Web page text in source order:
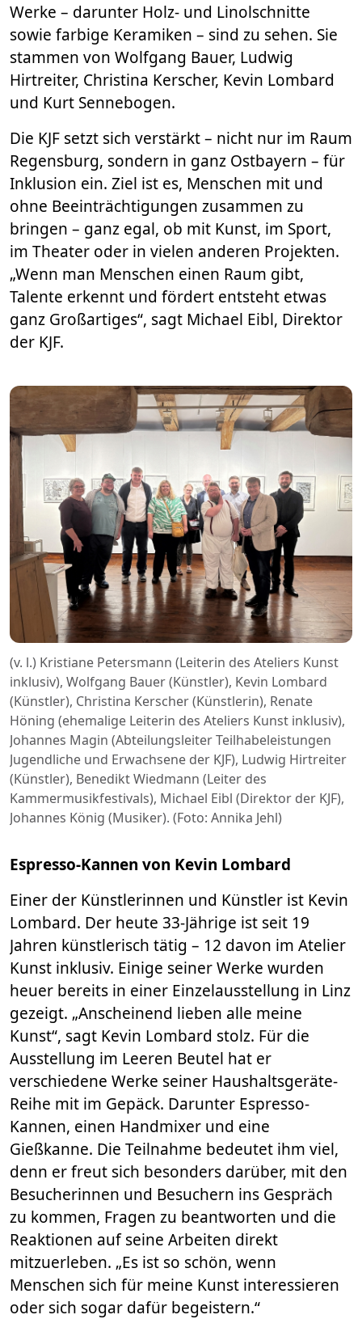
Werke – darunter Holz- und Linolschnitte
sowie farbige Keramiken – sind zu sehen. Sie
stammen von Wolfgang Bauer, Ludwig
Hirtreiter, Christina Kerscher, Kevin Lombard
und Kurt Sennebogen.
Die KJF setzt sich verstärkt – nicht nur im Raum
Regensburg, sondern in ganz Ostbayern – für
Inklusion ein. Ziel ist es, Menschen mit und
ohne Beeinträchtigungen zusammen zu
bringen – ganz egal, ob mit Kunst, im Sport,
im Theater oder in vielen anderen Projekten.
„Wenn man Menschen einen Raum gibt,
Talente erkennt und fördert entsteht etwas
ganz Großartiges“, sagt Michael Eibl, Direktor
der KJF.
(v. l.) Kristiane Petersmann (Leiterin des Ateliers Kunst
inklusiv), Wolfgang Bauer (Künstler), Kevin Lombard
(Künstler), Christina Kerscher (Künstlerin), Renate
Höning (ehemalige Leiterin des Ateliers Kunst inklusiv),
Johannes Magin (Abteilungsleiter Teilhabeleistungen
Jugendliche und Erwachsene der KJF), Ludwig Hirtreiter
(Künstler), Benedikt Wiedmann (Leiter des
Kammermusikfestivals), Michael Eibl (Direktor der KJF),
Johannes König (Musiker). (Foto: Annika Jehl)
Espresso-Kannen von Kevin Lombard
Einer der Künstlerinnen und Künstler ist Kevin
Lombard. Der heute 33-Jährige ist seit 19
Jahren künstlerisch tätig – 12 davon im Atelier
Kunst inklusiv. Einige seiner Werke wurden
heuer bereits in einer Einzelausstellung in Linz
gezeigt. „Anscheinend lieben alle meine
Kunst“, sagt Kevin Lombard stolz. Für die
Ausstellung im Leeren Beutel hat er
verschiedene Werke seiner Haushaltsgeräte-
Reihe mit im Gepäck. Darunter Espresso-
Kannen, einen Handmixer und eine
Gießkanne. Die Teilnahme bedeutet ihm viel,
denn er freut sich besonders darüber, mit den
Besucherinnen und Besuchern ins Gespräch
zu kommen, Fragen zu beantworten und die
Reaktionen auf seine Arbeiten direkt
mitzuerleben. „Es ist so schön, wenn
Menschen sich für meine Kunst interessieren
oder sich sogar dafür begeistern.“